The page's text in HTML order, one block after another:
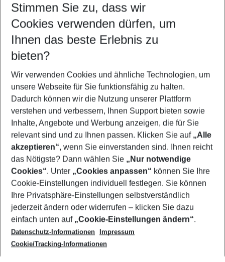
Abflughafen wählen
Beliebiger Abflughafen
Reisezeitraum wählen
12.08.26– 10.08.27 5-8 Nächte
2 Erwachsene Keine Kinder
Mehr Filter anzeigen
Footer
Footer navigation
Über uns
AGB
Cookie-Einstellungen ändern
Cookie-Richtlinie
Datenschutz
Service & Hilfe
Barrierefreies Reisen
Check-in
Folgen Sie uns
Stimmen Sie zu, dass wir
Cookies verwenden dürfen, um
Ihnen das beste Erlebnis zu
bieten?
Wir verwenden Cookies und ähnliche Technologien, um
unsere Webseite für Sie funktionsfähig zu halten.
Dadurch können wir die Nutzung unserer Plattform
verstehen und verbessern, Ihnen Support bieten sowie
Inhalte, Angebote und Werbung anzeigen, die für Sie
relevant sind und zu Ihnen passen. Klicken Sie auf „Alle
akzeptieren“, wenn Sie einverstanden sind. Ihnen reicht
das Nötigste? Dann wählen Sie „Nur notwendige
Cookies“. Unter „Cookies anpassen“ können Sie Ihre
Cookie-Einstellungen individuell festlegen. Sie können
Ihre Privatsphäre-Einstellungen selbstverständlich
jederzeit ändern oder widerrufen – klicken Sie dazu
einfach unten auf „Cookie-Einstellungen ändern“.
Datenschutz-Informationen
Impressum
Cookie/Tracking-Informationen